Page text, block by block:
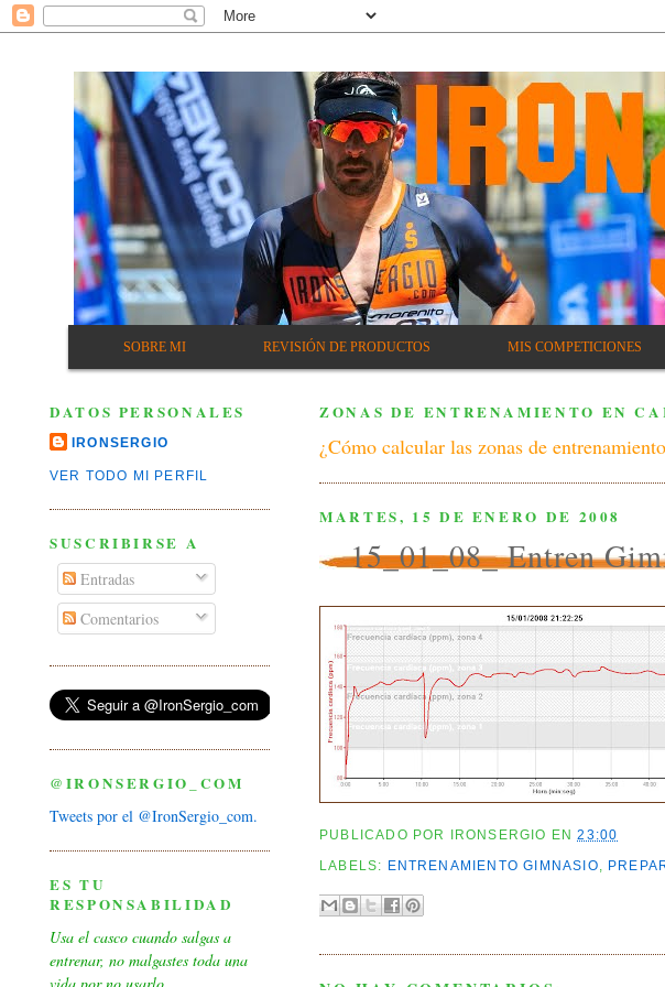
SOBRE MI REVISIÓN DE PRODUCTOS MIS COMPETICIONES
DATOS PERSONALES
IRONSERGIO
VER TODO MI PERFIL
SUSCRIBIRSE A
Entradas
Comentarios
@IRONSERGIO_COM
Tweets por el @IronSergio_com.
ES TU
RESPONSABILIDAD
Usa el casco cuando salgas a
entrenar, no malgastes toda una
ZONAS DE ENTRENAMIENTO EN
¿Cómo calcular las zonas de
MARTES, 15 DE ENERO DE 2008
15_01_08_ Entren
PUBLICADO POR IRONSERGIO EN23:00
LABELS: ENTRENAMIENTO GIMNASIO,